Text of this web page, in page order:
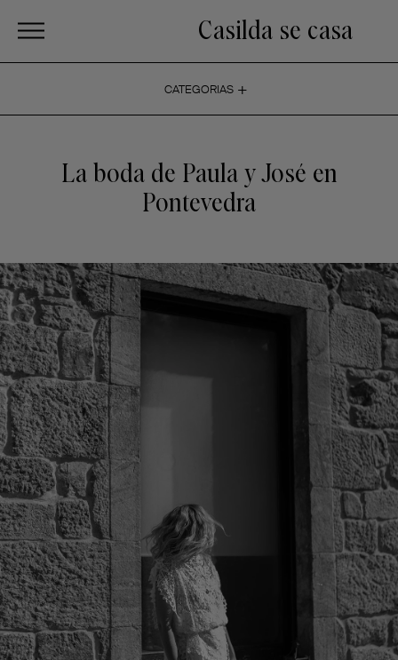
Casilda se casa
CATEGORIAS +
La boda de Paula y José en
Pontevedra